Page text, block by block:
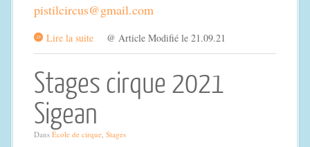
pistilcircus@gmail.com
Lire la suite @ Article Modifié le 21.09.21
Stages cirque 2021
Sigean
Dans École de cirque, Stages